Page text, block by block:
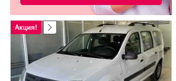
Акция!